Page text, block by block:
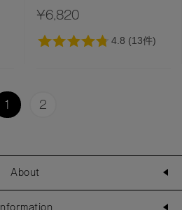
［11,EX11］
¥6,820
1 2
About
Information